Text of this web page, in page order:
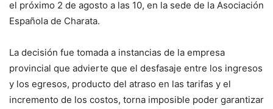
el próximo 2 de agosto a las 10, en la sede de la Asociación
Española de Charata.
La decisión fue tomada a instancias de la empresa
provincial que advierte que el desfasaje entre los ingresos
y los egresos, producto del atraso en las tarifas y el
incremento de los costos, torna imposible poder garantizar